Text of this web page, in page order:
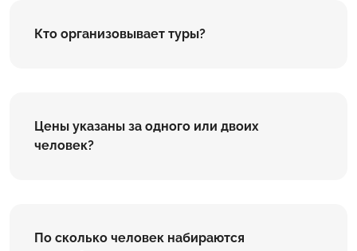
Кто организовывает туры?
Цены указаны за одного или двоих
человек?
По сколько человек набираются